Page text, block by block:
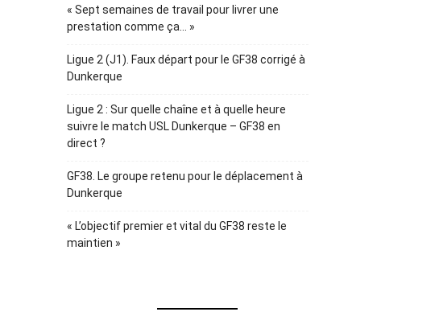
« Sept semaines de travail pour livrer une
prestation comme ça… »
Ligue 2 (J1). Faux départ pour le GF38 corrigé à
Dunkerque
Ligue 2 : Sur quelle chaîne et à quelle heure
suivre le match USL Dunkerque – GF38 en
direct ?
GF38. Le groupe retenu pour le déplacement à
Dunkerque
« L’objectif premier et vital du GF38 reste le
maintien »